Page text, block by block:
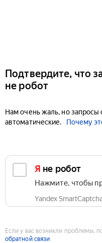
Подтвердите, что
не робот
Нам очень жаль, но запросы
автоматические.
Почему
Я не робот
Нажмите, чтобы
Yandex
Если у вас возникли проблемы,
обратной связи